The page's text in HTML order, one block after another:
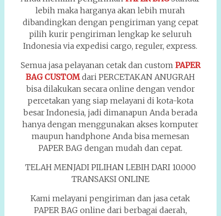
lebih maka harganya akan lebih murah
dibandingkan dengan pengiriman yang cepat
pilih kurir pengiriman lengkap ke seluruh
Indonesia via expedisi cargo, reguler, express.
Semua jasa pelayanan cetak dan custom PAPER
BAG CUSTOMdari PERCETAKAN ANUGRAH
bisa dilakukan secara online dengan vendor
percetakan yang siap melayani di kota-kota
besar Indonesia, jadi dimanapun Anda berada
hanya dengan menggunakan akses komputer
maupun handphone Anda bisa memesan
PAPER BAG dengan mudah dan cepat.
TELAH MENJADI PILIHAN LEBIH DARI 10.000
TRANSAKSI ONLINE
Kami melayani pengiriman dan jasa cetak
PAPER BAG online dari berbagai daerah,